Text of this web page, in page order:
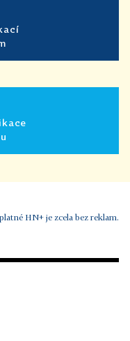
HN+ je zcela bez reklam.